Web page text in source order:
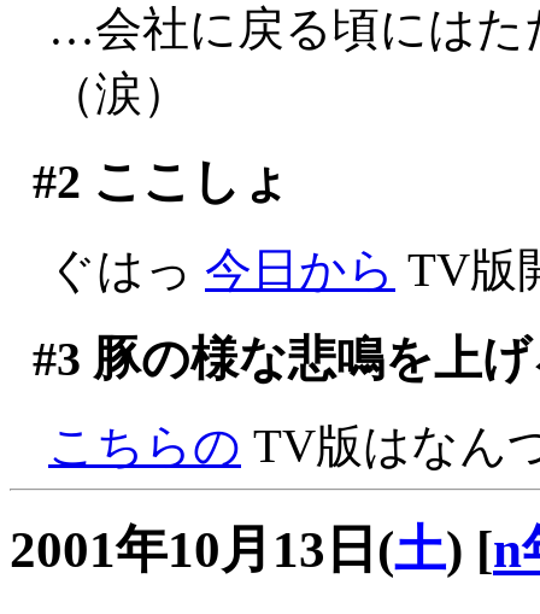
…会社に戻る頃にはた
（涙）
#2 ここしょ
ぐはっ 今日から TV版
#3 豚の様な悲鳴を上
こちらの TV版はなん
2001年10月13日(土) [n